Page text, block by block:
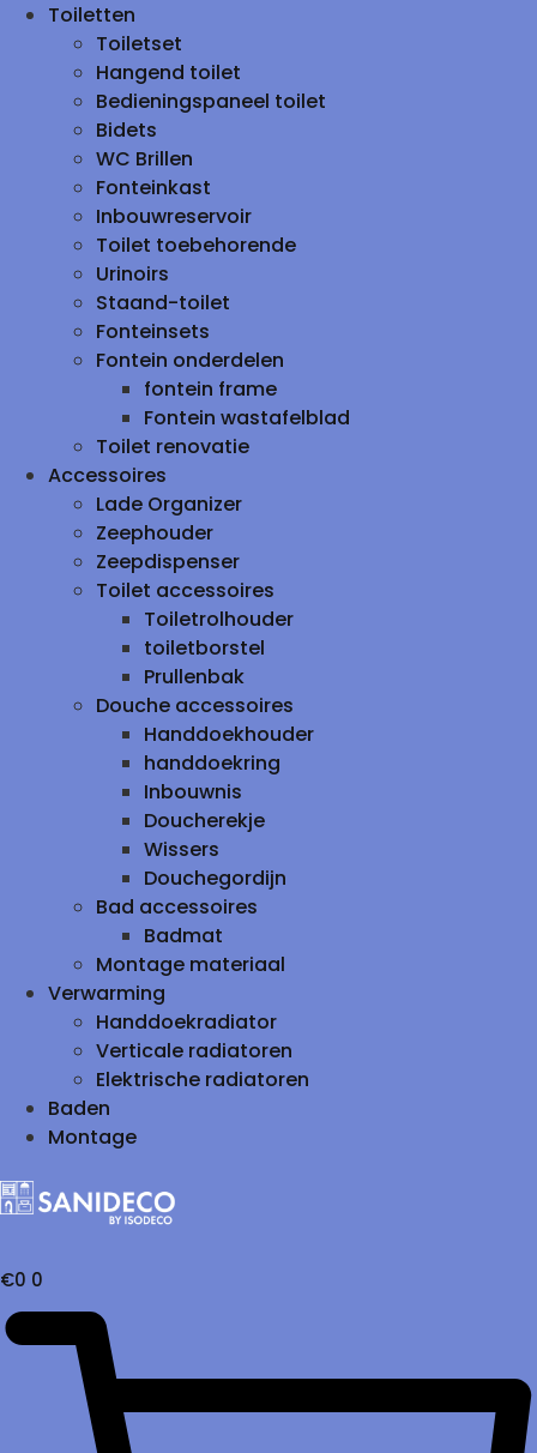
Toiletten
Toiletset
Hangend toilet
Bedieningspaneel toilet
Bidets
WC Brillen
Fonteinkast
Inbouwreservoir
Toilet toebehorende
Urinoirs
Staand-toilet
Fonteinsets
Fontein onderdelen
fontein frame
Fontein wastafelblad
Toilet renovatie
Accessoires
Lade Organizer
Zeephouder
Zeepdispenser
Toilet accessoires
Toiletrolhouder
toiletborstel
Prullenbak
Douche accessoires
Handdoekhouder
handdoekring
Inbouwnis
Doucherekje
Wissers
Douchegordijn
Bad accessoires
Badmat
Montage materiaal
Verwarming
Handdoekradiator
Verticale radiatoren
Elektrische radiatoren
Baden
Montage
€0 0